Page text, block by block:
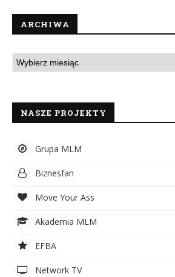
ARCHIWA
NASZE PROJEKTY
Grupa MLM
Biznesfan
Move Your Ass
Akademia MLM
EFBA
Network TV